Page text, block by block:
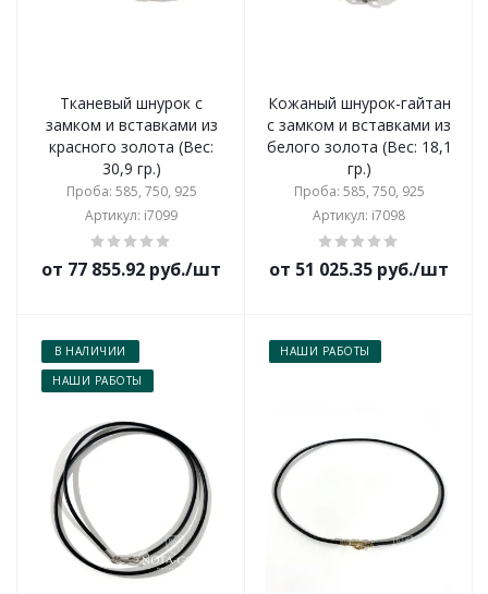
Тканевый шнурок с
замком и вставками из
красного золота (Вес:
30,9 гр.)
Проба: 585, 750, 925
Артикул: i7099
от 77 855.92 руб./шт
Кожаный шнурок-гайтан
с замком и вставками из
белого золота (Вес: 18,1
гр.)
Проба: 585, 750, 925
Артикул: i7098
от 51 025.35 руб./шт
В НАЛИЧИИ
НАШИ РАБОТЫ
НАШИ РАБОТЫ